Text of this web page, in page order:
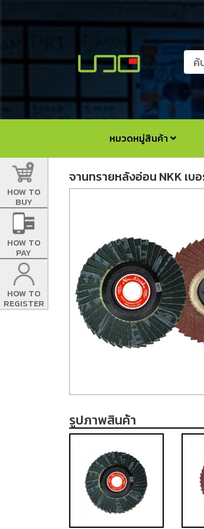
หมวดหมู่สินค้า
HOW TO
BUY
HOW TO
PAY
HOW TO
REGISTER
จานทรายหลังอ่อน NKK เบ
รูปภาพสินค้า